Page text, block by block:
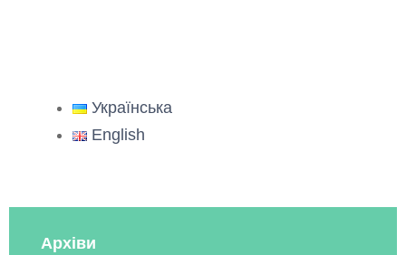
Українська
English
Архіви